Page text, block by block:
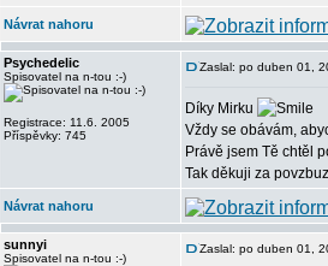
Návrat nahoru
Psychedelic
Spisovatel na n-tou :-)
Registrace: 11.6. 2005
Příspěvky: 745
Zaslal: po duben 01,
Díky Mirku
Vždy se obávám,
Právě jsem Tě chtěl
Tak děkuji za
Návrat nahoru
sunnyi
Spisovatel na n-tou :-)
Zaslal: po duben 01,